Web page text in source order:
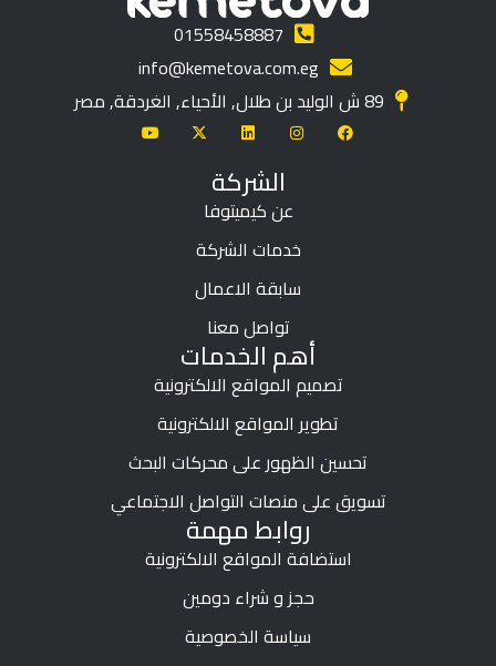
01558458887
info@kemetova.com.eg
89 ش الوليد بن طلال, الأحياء, الغردقة, مصر
الشركة
عن كيميتوفا
خدمات الشركة
سابقة الاعمال
تواصل معنا
أهم الخدمات
تصميم المواقع الالكترونية
تطوير المواقع الالكترونية
تحسين الظهور على محركات البحث
تسويق على منصات التواصل الاجتماعي
روابط مهمة
استضافة المواقع الالكترونية
حجز و شراء دومين
سياسة الخصوصية